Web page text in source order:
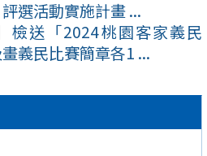
選活動實施計畫 ...
檢送「2024桃園客家義民
義民比賽簡章各1 ...